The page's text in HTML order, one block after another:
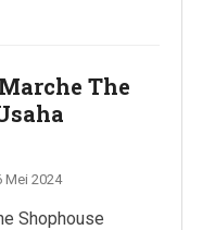
The
Mei 2024
Shophouse